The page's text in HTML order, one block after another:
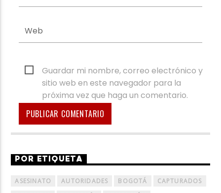
Guardar mi nombre, correo electrónico y
sitio web en este navegador para la
próxima vez que haga un comentario.
POR ETIQUETA
ASESINATO AUTORIDADES BOGOTÁ
CAPTURADOS